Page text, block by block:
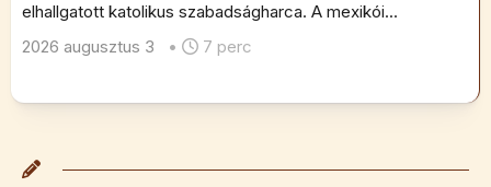
elhallgatott katolikus szabadságharca. A mexikói...
2026 augusztus 3
• 7 perc